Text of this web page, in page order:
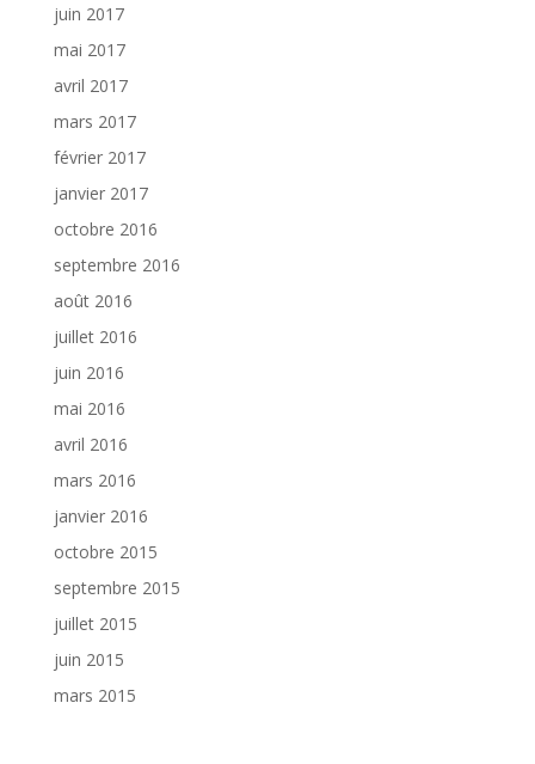
juin 2017
mai 2017
avril 2017
mars 2017
février 2017
janvier 2017
octobre 2016
septembre 2016
août 2016
juillet 2016
juin 2016
mai 2016
avril 2016
mars 2016
janvier 2016
octobre 2015
septembre 2015
juillet 2015
juin 2015
mars 2015